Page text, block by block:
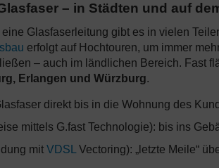
– in Städten und auf
Glasfaserleitung gibt es in vielen
erfolgt auf Hochtouren, um immer
– auch im ländlichen Bereich. Fast
Erlangen und Würzburg.
direkt bis in die Wohnung des
mittels G.fast Technologie): bis ins
mit VDSL Vectoring): „letzte Meile“